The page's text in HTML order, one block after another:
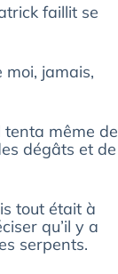
faillit se
jamais,
tenta même de
dégâts et de
tout était à
qu’il y a
serpents.